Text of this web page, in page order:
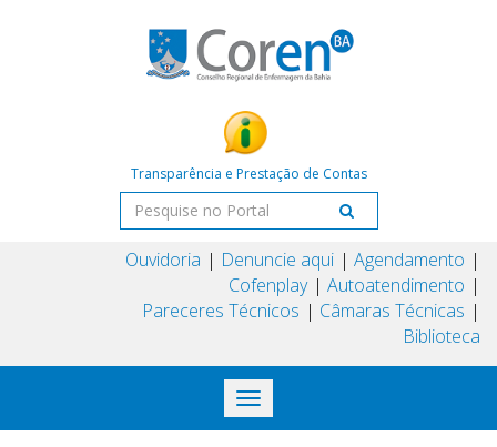
Transparência e Prestação de Contas
Ouvidoria Denuncie aqui
Agendamento
Cofenplay
Autoatendimento
Pareceres Técnicos
Câmaras Técnicas
Biblioteca
Toggle
navigation